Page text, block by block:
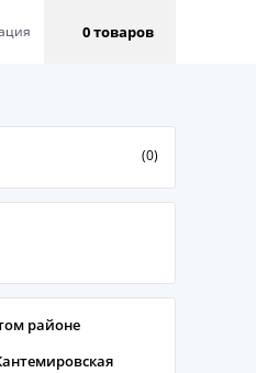
0 товаров
(0)
районе